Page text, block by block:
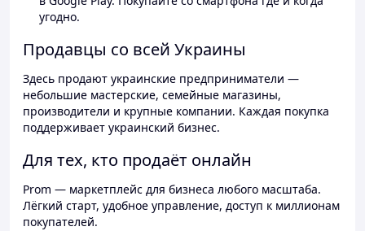
угодно.
Продавцы со всей Украины
Здесь продают украинские предприниматели —
небольшие мастерские, семейные магазины,
производители и крупные компании. Каждая покупка
поддерживает украинский бизнес.
Для тех, кто продаёт онлайн
Prom — маркетплейс для бизнеса любого масштаба.
Лёгкий старт, удобное управление, доступ к миллионам
покупателей.